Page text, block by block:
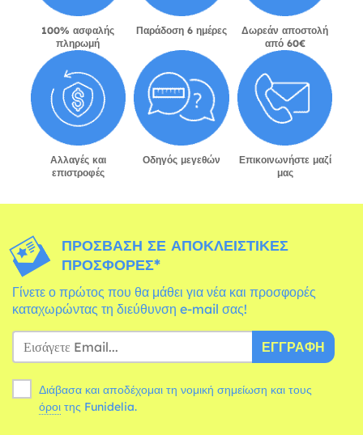
100% ασφαλής
πληρωμή
Παράδοση 6 ημέρες
Δωρεάν αποστολή
από 60€
Αλλαγές και
επιστροφές
Οδηγός μεγεθών
Επικοινωνήστε μαζί
μας
ΠΡΌΣΒΑΣΗ ΣΕ ΑΠΟΚΛΕΙΣΤΙΚΈΣ
ΠΡΟΣΦΟΡΈΣ*
Γίνετε ο πρώτος που θα μάθει για νέα και προσφορές
καταχωρώντας τη διεύθυνση e-mail σας!
ΕΓΓΡΑΦΉ
Διάβασα και αποδέχομαι τη νομική σημείωση και τους
όροι της Funidelia.